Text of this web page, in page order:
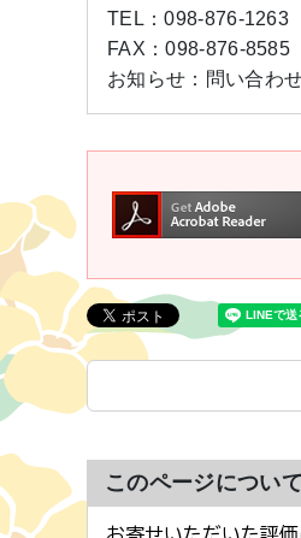
TEL：098-876-1263
FAX：098-876-8585
お知らせ： 問い合わ
このページについ